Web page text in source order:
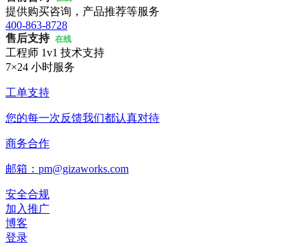
提供购买咨询，产品推荐等服务
400-863-8728
售后支持 在线
工程师 1v1 技术支持
7×24 小时服务
工单支持
您的每一次反馈我们都认真对待
商务合作
邮箱：pm@gizaworks.com
安全合规
加入推广
博客
登录